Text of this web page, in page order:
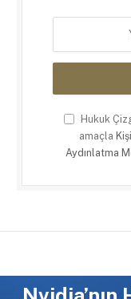
Hukuk
amaçla
Aydınlatma